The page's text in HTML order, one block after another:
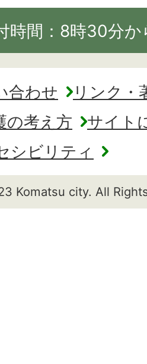
時間：8時30分
合わせ
リンク・
の考え方
サイト
シビリティ
Komatsu city. All